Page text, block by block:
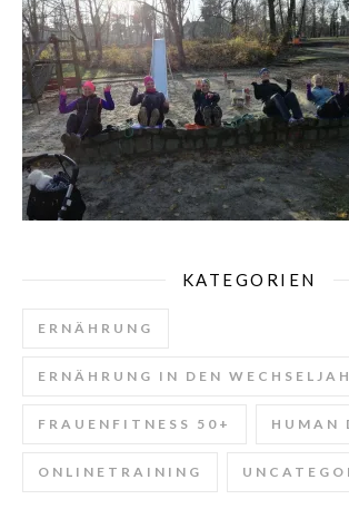
KATEGORIEN
ERNÄHRUNG
ERNÄHRUNG IN DEN
FRAUENFITNESS 50+ HUMAN
ONLINETRAINING